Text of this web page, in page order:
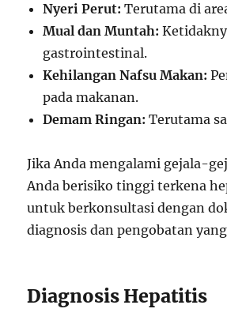
Nyeri Perut: Terutama di
Mual dan Muntah:
gastrointestinal.
Kehilangan Nafsu Makan:
pada makanan.
Demam Ringan: Terutama
Jika Anda mengalami gejala-
Anda berisiko tinggi terkena
untuk berkonsultasi dengan
diagnosis dan pengobatan
Diagnosis Hepatitis